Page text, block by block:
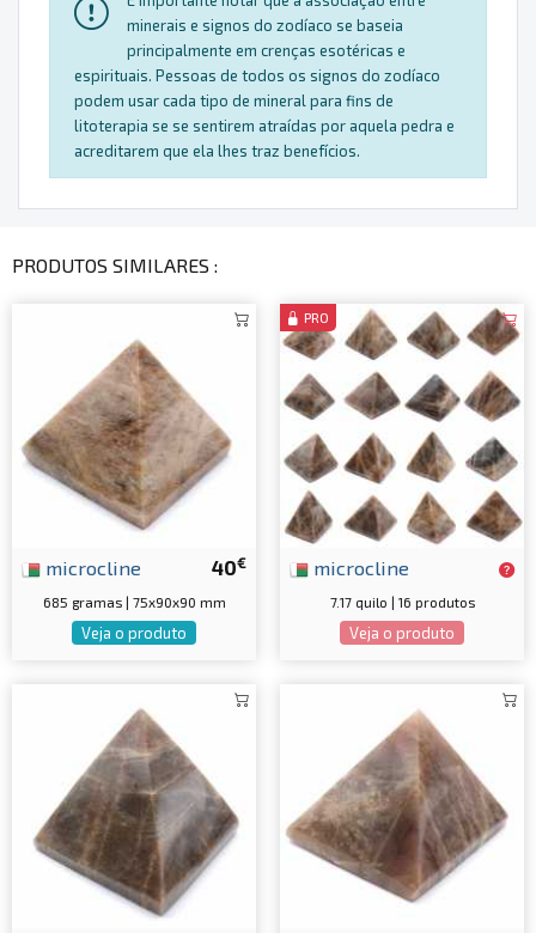
minerais e signos do zodíaco se baseia
principalmente em crenças esotéricas e
espirituais. Pessoas de todos os signos do zodíaco
podem usar cada tipo de mineral para fins de
litoterapia se se sentirem atraídas por aquela pedra e
acreditarem que ela lhes traz benefícios.
PRODUTOS SIMILARES :
40€
microcline
685 gramas | 75x90x90 mm
Veja o produto
PRO
microcline
7.17 quilo | 16 produtos
Veja o produto